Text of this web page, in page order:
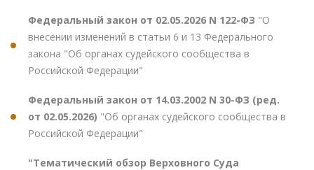
Федеральный закон от 02.05.2026 N 122-ФЗ "О
внесении изменений в статьи 6 и 13 Федерального
закона "Об органах судейского сообщества в
Российской Федерации"
Федеральный закон от 14.03.2002 N 30-ФЗ (ред.
от 02.05.2026) "Об органах судейского сообщества в
Российской Федерации"
"Тематический обзор Верховного Суда